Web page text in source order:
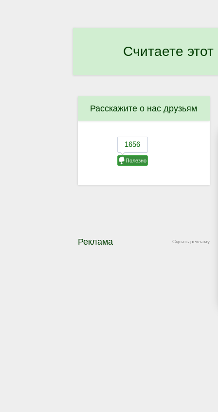
Считаете
Расскажите о нас друзьям
Скрыть рекламу
Реклама